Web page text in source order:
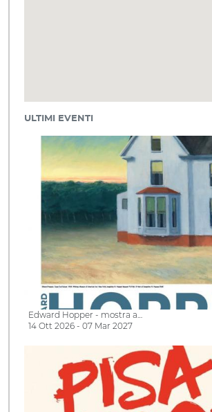
ULTIMI EVENTI
Edward Hopper - mostra a…
14 Ott 2026 - 07 Mar 2027